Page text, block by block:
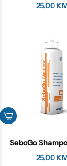
25,00
SeboGo
25,00